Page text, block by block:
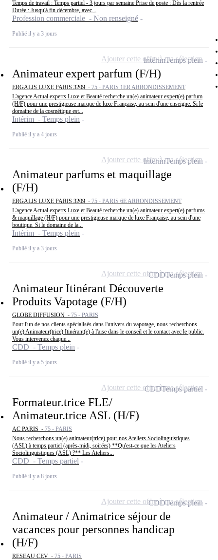
Temps de travail : Temps partiel - 3 jours par semaine Prise de poste : Dès la rentrée
Durée : Jusqu'à fin décembre, avec...
Profession commerciale - Non renseigné
Publié il y a 3 jours
Animateur expert parfum (F/H)
ERGALIS LUXE PARIS 3209 - 75 - PARIS 1ER ARRONDISSEMENT
L'agence Actual experts Luxe et Beauté recherche un(e) animateur expert(e) parfum
(H/F) pour une prestigieuse marque de luxe Française, au sein d'une enseigne. Si le
domaine de la cosmétique est...
Intérim - Temps plein
Publié il y a 4 jours
IntérimTemps plein
Ajouter cette offre à ma sélection
Animateur parfums et maquillage
(F/H)
ERGALIS LUXE PARIS 3209 - 75 - PARIS 6E ARRONDISSEMENT
L'agence Actual experts Luxe et Beauté recherche un(e) animateur expert(e) parfums
& maquillage (H/F) pour une prestigieuse marque de luxe Française, au sein d'une
boutique. Si le domaine de la...
Intérim - Temps plein
Publié il y a 3 jours
IntérimTemps plein
Ajouter cette offre à ma sélection
Animateur Itinérant Découverte
Produits Vapotage (F/H)
GLOBE DIFFUSION - 75 - PARIS
Pour l'un de nos clients spécialisés dans l'univers du vapotage, nous recherchons
un(e) Animateur(trice) Itinérant(e) à l'aise dans le conseil et le contact avec le public.
Vous intervenez chaque...
CDD - Temps plein
Publié il y a 5 jours
CDDTemps plein
Ajouter cette offre à ma sélection
Formateur.trice FLE/
Animateur.trice ASL (H/F)
AC PARIS - 75 - PARIS
Nous recherchons un(e) animateur(trice) pour nos Ateliers Sociolinguistiques
(ASL) à temps partiel (après-midi, soirées) **Qu'est-ce que les Ateliers
Sociolinguistiques (ASL) ?** Les Ateliers...
CDD - Temps partiel
Publié il y a 8 jours
CDDTemps partiel
Ajouter cette offre à ma sélection
Animateur / Animatrice séjour de
vacances pour personnes handicap
(H/F)
RESEAU CEV - 75 - PARIS
CDDTemps plein
Ajouter cette offre à ma sélection